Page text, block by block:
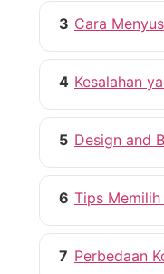
3 Cara
4 Kesalahan
5 Design and
6 Tips
7 Perbedaan